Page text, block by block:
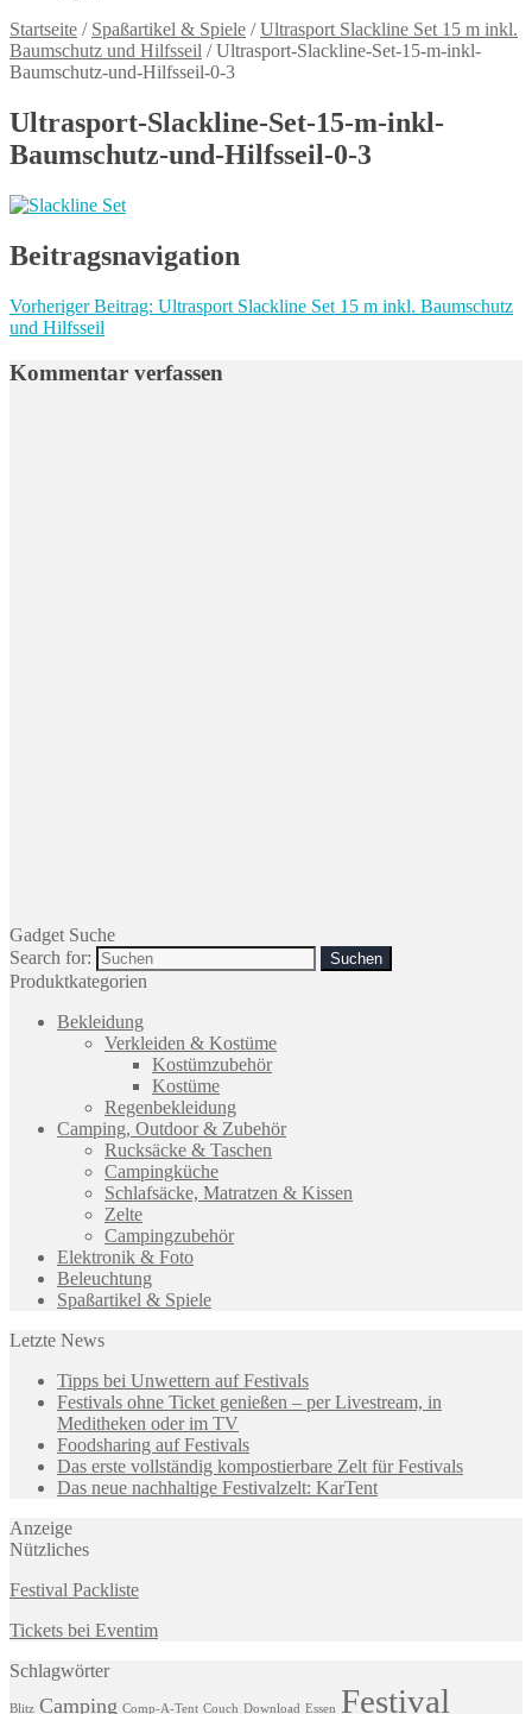
Startseite / Spaßartikel & Spiele /Ultrasport Slackline Set 15 m inkl.
Baumschutz und Hilfsseil /Ultrasport-Slackline-Set-15-m-inkl-
Baumschutz-und-Hilfsseil-0-3
Ultrasport-Slackline-Set-15-m-inkl-
Baumschutz-und-Hilfsseil-0-3
Beitragsnavigation
Vorheriger Beitrag: Ultrasport Slackline Set 15 m inkl. Baumschutz
und Hilfsseil
Kommentar verfassen
Gadget Suche
Search for:
Produktkategorien
Bekleidung
Verkleiden & Kostüme
Kostümzubehör
Kostüme
Regenbekleidung
Camping, Outdoor & Zubehör
Rucksäcke & Taschen
Campingküche
Schlafsäcke, Matratzen & Kissen
Zelte
Campingzubehör
Elektronik & Foto
Beleuchtung
Spaßartikel & Spiele
Letzte News
Tipps bei Unwettern auf Festivals
Festivals ohne Ticket genießen – per Livestream, in
Meditheken oder im TV
Foodsharing auf Festivals
Das erste vollständig kompostierbare Zelt für Festivals
Das neue nachhaltige Festivalzelt: KarTent
Anzeige
Nützliches
Festival Packliste
Tickets bei Eventim
Schlagwörter
Blitz Camping Comp-A-Tent Couch Download Essen Festival